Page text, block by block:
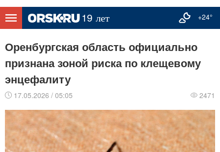
+24°
Оренбургская область официально
признана зоной риска по клещевому
энцефалиту
17.05.2026 / 05:05 2471